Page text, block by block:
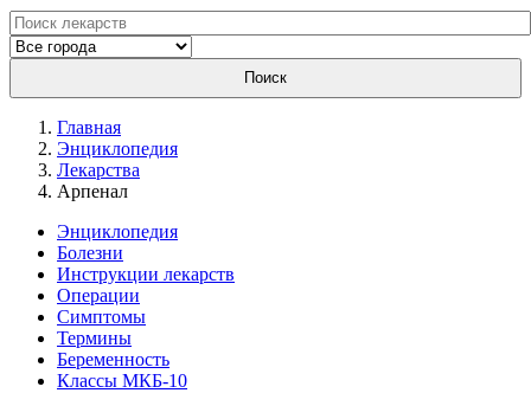
Поиск
Главная
Энциклопедия
Лекарства
Арпенал
Энциклопедия
Болезни
Инструкции лекарств
Операции
Симптомы
Термины
Беременность
Классы МКБ-10